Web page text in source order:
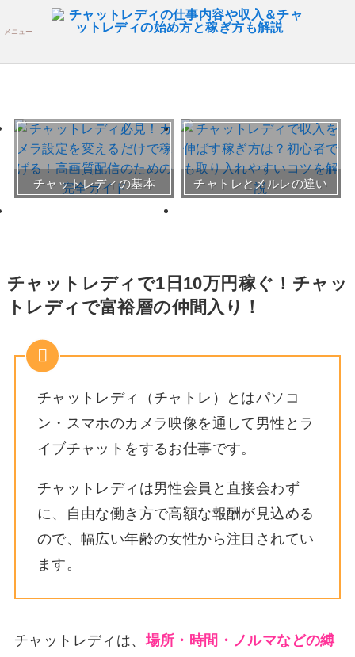
メニュー
チャットレディの基本 チャトレとメルレの違い
おすすめチャトレ事務所＆
サイト
30～50代向けサイト
チャットレディで1日10万円稼ぐ！チャッ
トレディで富裕層の仲間入り！
チャットレディ（チャトレ）とはパソコ
ン・スマホのカメラ映像を通して男性とラ
イブチャットをするお仕事です。
チャットレディは男性会員と直接会わず
に、自由な働き方で高額な報酬が見込める
ので、幅広い年齢の女性から注目されてい
ます。
チャットレディは、場所・時間・ノルマなどの縛